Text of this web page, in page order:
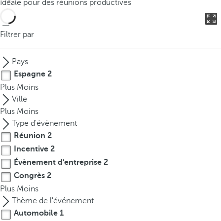
o
c
n
p
r
e
s
s
t
e
d
o
w
n
a
Idéale pour des réunions productives
Filtrer par
Pays
Espagne 2
Plus Moins
Ville
Plus Moins
Type d'évènement
Réunion 2
Incentive 2
Évènement d'entreprise 2
Congrès 2
Plus Moins
Thème de l'événement
Automobile 1